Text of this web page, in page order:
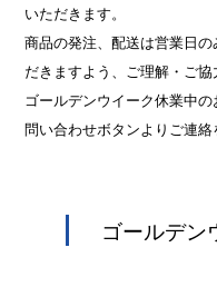
いただきます。
商品の発注、配送は営業日
だきますよう、ご理解・ご協
ゴールデンウイーク休業中
問い合わせボタンよりご連絡
ゴールデン